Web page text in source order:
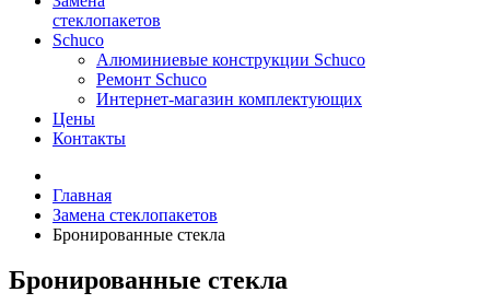
стеклопакетов
Schuco
Алюминиевые конструкции Schuco
Ремонт Schuco
Интернет-магазин комплектующих
Цены
Контакты
Главная
Замена стеклопакетов
Бронированные стекла
Бронированные стекла